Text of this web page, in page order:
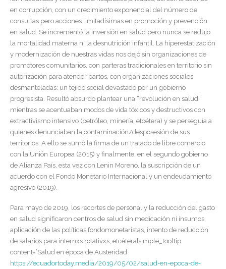
en corrupción, con un crecimiento exponencial del número de
consultas pero acciones limitadísimas en promoción y prevención
en salud. Se incrementó la inversión en salud pero nunca se redujo
la mortalidad materna ni la desnutrición infantil. La hiperestatización
y modernización de nuestras vidas nos dejó sin organizaciones de
promotores comunitarios, con parteras tradicionales en territorio sin
autorización para atender partos, con organizaciones sociales
desmanteladas: un tejido social devastado por un gobierno
progresista. Resultó absurdo plantear una “revolución en salud”
mientras se acentuaban modos de vida tóxicos y destructivos con
extractivismo intensivo (petróleo, minería, etcétera) y se perseguía a
quienes denunciaban la contaminación/desposesión de sus
territorios. A ello se sumó la firma de un tratado de libre comercio
con la Unión Europea (2015) y finalmente, en el segundo gobierno
de Alianza País, esta vez con Lenin Moreno, la suscripción de un
acuerdo con el Fondo Monetario Internacional y un endeudamiento
agresivo (2019).
Para mayo de 2019, los recortes de personal y la reducción del gasto
en salud significaron centros de salud sin medicación ni insumos,
aplicación de las políticas fondomonetaristas, intento de reducción
de salarios para internxs rotativxs, etcétera[simple_tooltip
content=’Salud en época de Austeridad
https://ecuadortoday.media/2019/05/02/salud-en-epoca-de-